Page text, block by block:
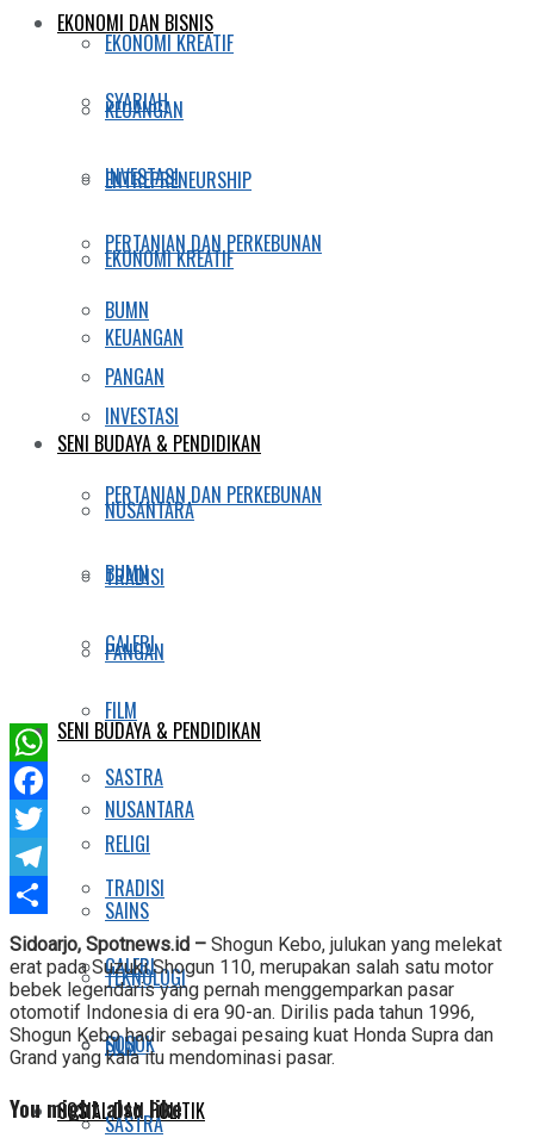
EKONOMI KREATIF
KEUANGAN
INVESTASI
PERTANIAN DAN PERKEBUNAN
BUMN
PANGAN
SENI BUDAYA & PENDIDIKAN
NUSANTARA
TRADISI
GALERI
FILM
SASTRA
RELIGI
SAINS
TEKNOLOGI
SOSOK
SOSIAL DAN POLITIK
EKONOMI DAN BISNIS
SYARIAH
ENTREPRENEURSHIP
EKONOMI KREATIF
KEUANGAN
INVESTASI
PERTANIAN DAN PERKEBUNAN
BUMN
PANGAN
SENI BUDAYA & PENDIDIKAN
NUSANTARA
TRADISI
GALERI
FILM
SASTRA
WhatsApp
Facebook
Twitter
Telegram
Share
Sidoarjo, Spotnews.id – Shogun Kebo, julukan yang melekat
erat pada Suzuki Shogun 110, merupakan salah satu motor
bebek legendaris yang pernah menggemparkan pasar
otomotif Indonesia di era 90-an. Dirilis pada tahun 1996,
Shogun Kebo hadir sebagai pesaing kuat Honda Supra dan
Grand yang kala itu mendominasi pasar.
You might also like